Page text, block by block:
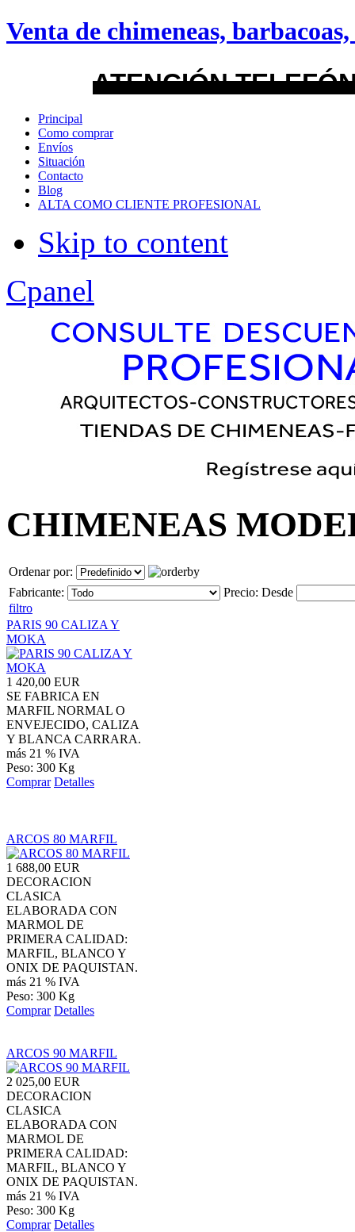
Venta de chimeneas, barbacoas,
ATENCIÓN
Principal
Como comprar
Envíos
Situación
Contacto
Blog
ALTA COMO CLIENTE PROFESIONAL
Skip to content
android
Menu Style
Mega
Css
Dropline
Split
Cpanel
CHIMENEAS
Ordenar por:
Fabricante:
Precio: Desde
filtro
PARIS 90 CALIZA Y
MOKA
1 420,00 EUR
SE FABRICA EN
MARFIL NORMAL O
ENVEJECIDO, CALIZA
Y BLANCA CARRARA.
más 21 % IVA
Peso: 300 Kg
Comprar Detalles
ARCOS 80 MARFIL
1 688,00 EUR
DECORACION
CLASICA
ELABORADA CON
MARMOL DE
PRIMERA CALIDAD:
MARFIL, BLANCO Y
ONIX DE PAQUISTAN.
más 21 % IVA
Peso: 300 Kg
Comprar Detalles
ARCOS 90 MARFIL
2 025,00 EUR
DECORACION
CLASICA
ELABORADA CON
MARMOL DE
PRIMERA CALIDAD:
MARFIL, BLANCO Y
ONIX DE PAQUISTAN.
más 21 % IVA
Peso: 300 Kg
Comprar Detalles